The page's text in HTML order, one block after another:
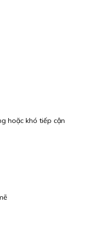
hoặc khó tiếp cận